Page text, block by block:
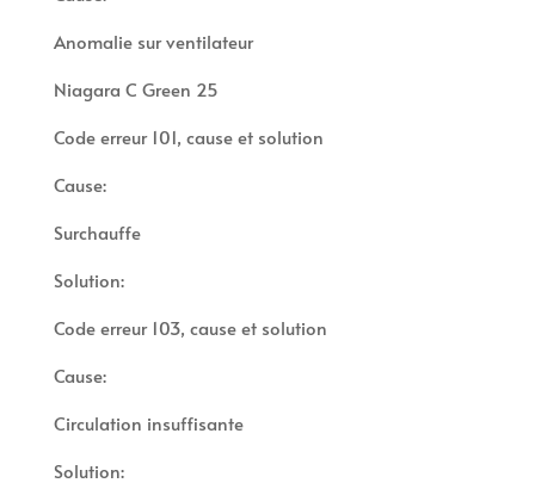
Anomalie sur ventilateur
Niagara C Green 25
Code erreur 101, cause et solution
Cause:
Surchauffe
Solution:
Code erreur 103, cause et solution
Cause:
Circulation insuffisante
Solution: